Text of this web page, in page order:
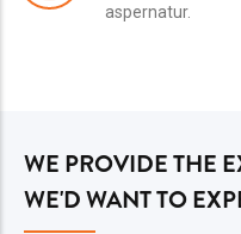
aspernatur.
WE PROVIDE THE
WE'D WANT TO